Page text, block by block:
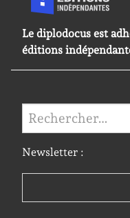
Le diplodocus est
éditions
Rechercher :
Newsletter :